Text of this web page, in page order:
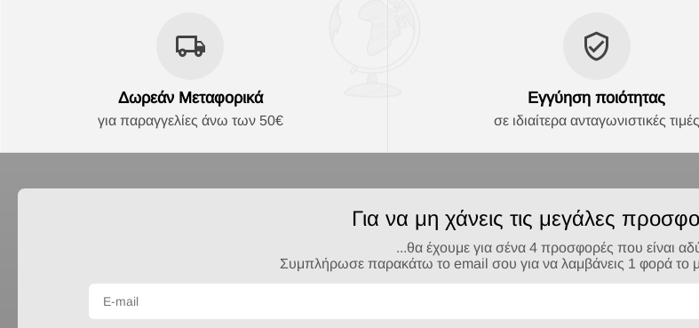
Δωρεάν Μεταφορικά
για παραγγελίες άνω των 50€
Εγγύηση ποιότητας
σε ιδιαίτερα ανταγωνιστικές τιμές
Για να μη χάνεις τις μεγάλες
...θα έχουμε για σένα 4 προσφορές που είναι
Συμπλήρωσε παρακάτω το email σου για να λαμβάνεις 1 φορά το